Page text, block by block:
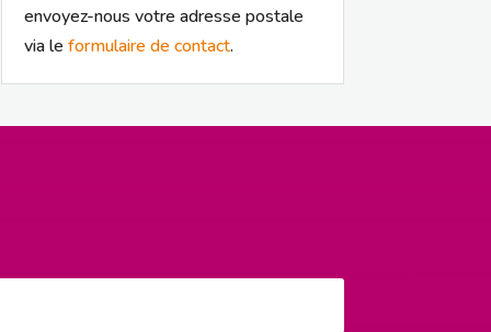
envoyez-nous votre adresse postale
via leformulaire de contact.